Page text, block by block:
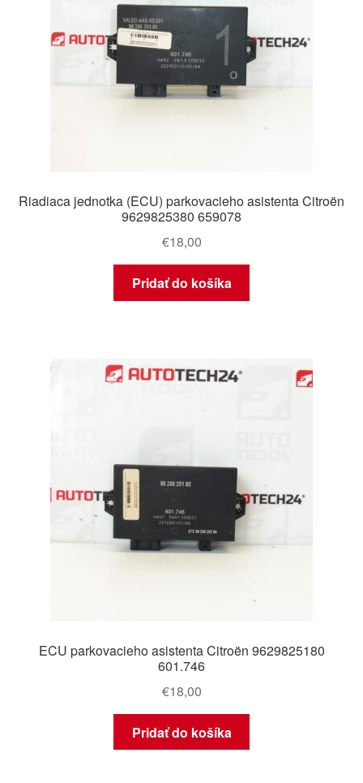
Riadiaca jednotka (ECU) parkovacieho asistenta Citroën
9629825380 659078
€18,00
Pridať do košíka
ECU parkovacieho asistenta Citroën 9629825180
601.746
€18,00
Pridať do košíka